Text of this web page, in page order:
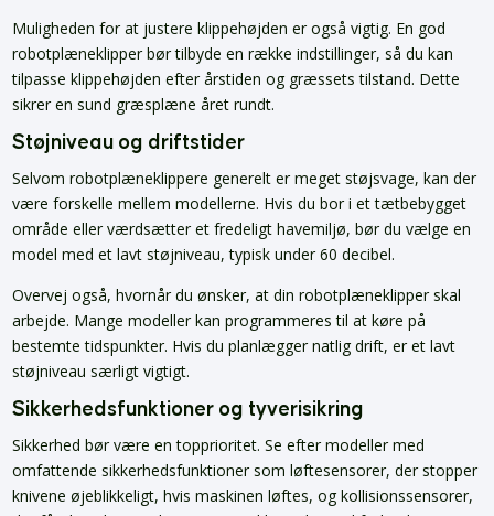
Muligheden for at justere klippehøjden er også vigtig. En god
robotplæneklipper bør tilbyde en række indstillinger, så du kan
tilpasse klippehøjden efter årstiden og græssets tilstand. Dette
sikrer en sund græsplæne året rundt.
Støjniveau og driftstider
Selvom robotplæneklippere generelt er meget støjsvage, kan der
være forskelle mellem modellerne. Hvis du bor i et tætbebygget
område eller værdsætter et fredeligt havemiljø, bør du vælge en
model med et lavt støjniveau, typisk under 60 decibel.
Overvej også, hvornår du ønsker, at din robotplæneklipper skal
arbejde. Mange modeller kan programmeres til at køre på
bestemte tidspunkter. Hvis du planlægger natlig drift, er et lavt
støjniveau særligt vigtigt.
Sikkerhedsfunktioner og tyverisikring
Sikkerhed bør være en topprioritet. Se efter modeller med
omfattende sikkerhedsfunktioner som løftesensorer, der stopper
knivene øjeblikkeligt, hvis maskinen løftes, og kollisionssensorer,